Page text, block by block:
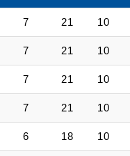
7 21 10
7 21 10
7 21 10
7 21 10
6 18 10